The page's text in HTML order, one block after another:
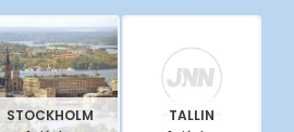
STOCKHOLM TALLIN